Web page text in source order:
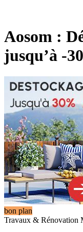
Aosom :
jusqu’à -
bon plan
Travaux & Rénovation